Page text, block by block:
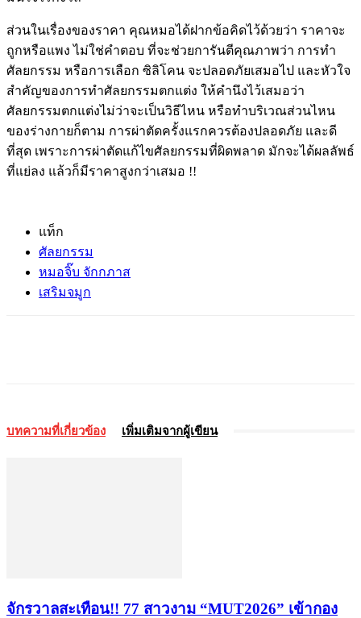
ส่วนในเรื่องของราคา คุณหมอได้ฝากข้อคิดไว้ด้วยว่า ราคาจะ
ถูกหรือแพง ไม่ใช่คำตอบ ที่จะช่วยการันตีคุณภาพว่า การทำ
ศัลยกรรม หรือการเลือก ซิลิโคน จะปลอดภัยเสมอไป และหัวใจ
สำคัญของการทำศัลยกรรมตกแต่ง ให้คำนึงไว้เสมอว่า
ศัลยกรรมตกแต่งไม่ว่าจะเป็นวิธีไหน หรือทำบริเวณส่วนไหน
ของร่างกายก็ตาม การผ่าตัดครั้งแรกควรต้องปลอดภัย และดี
ที่สุด เพราะการผ่าตัดแก้ไขศัลยกรรมที่ผิดพลาด มักจะได้ผลลัพธ์
ที่แย่ลง แล้วก็มีราคาสูงกว่าเสมอ !!
แท็ก
ศัลยกรรม
หมอจิ๊บ จักกภาส
เสริมจมูก
บทความที่เกี่ยวข้อง เพิ่มเติมจากผู้เขียน
จักรวาลสะเทือน!! 77 สาวงาม “MUT2026” เข้ากอง